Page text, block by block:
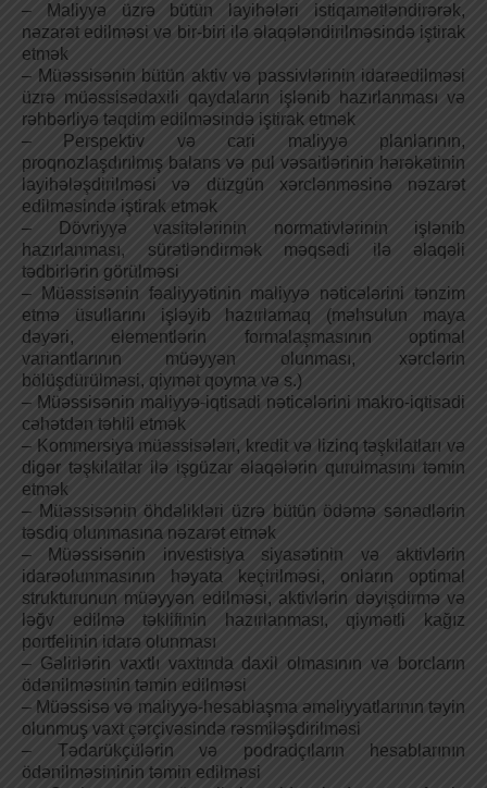
– Maliyyə üzrə bütün layihələri istiqamətləndirərək,
nəzarət edilməsi və bir-biri ilə əlaqələndirilməsində iştirak
etmək
– Müəssisənin bütün aktiv və passivlərinin idarəedilməsi
üzrə müəssisədaxili qaydaların işlənib hazırlanması və
rəhbərliyə təqdim edilməsində iştirak etmək
– Perspektiv və cari maliyyə planlarının,
proqnozlaşdırılmış balans və pul vəsaitlərinin hərəkətinin
layihələşdirilməsi və düzgün xərclənməsinə nəzarət
edilməsində iştirak etmək
– Dövriyyə vasitələrinin normativlərinin işlənib
hazırlanması, sürətləndirmək məqsədi ilə əlaqəli
tədbirlərin görülməsi
– Müəssisənin fəaliyyətinin maliyyə nəticələrini tənzim
etmə üsullarını işləyib hazırlamaq (məhsulun maya
dəyəri, elementlərin formalaşmasının optimal
variantlarının müəyyən olunması, xərclərin
bölüşdürülməsi, qiymət qoyma və s.)
– Müəssisənin maliyyə-iqtisadi nəticələrini makro-iqtisadi
cəhətdən təhlil etmək
– Kommersiya müəssisələri, kredit və lizinq təşkilatları və
digər təşkilatlar ilə işgüzar əlaqələrin qurulmasını təmin
etmək
– Müəssisənin öhdəlikləri üzrə bütün ödəmə sənədlərin
təsdiq olunmasına nəzarət etmək
– Müəssisənin investisiya siyasətinin və aktivlərin
idarəolunmasının həyata keçirilməsi, onların optimal
strukturunun müəyyən edilməsi, aktivlərin dəyişdirmə və
ləğv edilmə təklifinin hazırlanması, qiymətli kağız
portfelinin idarə olunması
– Gəlirlərin vaxtlı vaxtında daxil olmasının və borcların
ödənilməsinin təmin edilməsi
– Müəssisə və maliyyə-hesablaşma əməliyyatlarının təyin
olunmuş vaxt çərçivəsində rəsmiləşdirilməsi
– Tədarükçülərin və podradçıların hesablarının
ödənilməsininin təmin edilməsi